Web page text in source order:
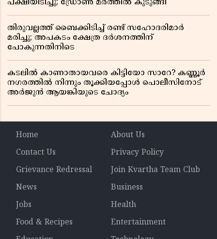
പക്ഷിയിടിച്ചു; ഡ്രോൺ മരത്തിൽ കുടുങ്ങി
തിരുവല്ലത്ത് ബൈക്കിടിച്ച് രണ്ട് സഹോദരിമാർ
മരിച്ചു; അപകടം ക്ഷേത്ര ദർശനത്തിന്
പോകുന്നതിനിടെ
കടലിൽ കാണാതായവരെ കിട്ടിയോ സാറേ? കണ്ണൂർ
നഗരത്തിൽ നിന്നും തൂക്കിയപ്പോൾ പൊലീസിനോട്
അർജുൻ ആയങ്കിയുടെ ചോദ്യം
Home
About Us
Contact Us
Privacy Policy
Grievance Redressal
Join Kvartha Team Club
News
Business
Jobs
Health
Food & Recipes
Entertainment